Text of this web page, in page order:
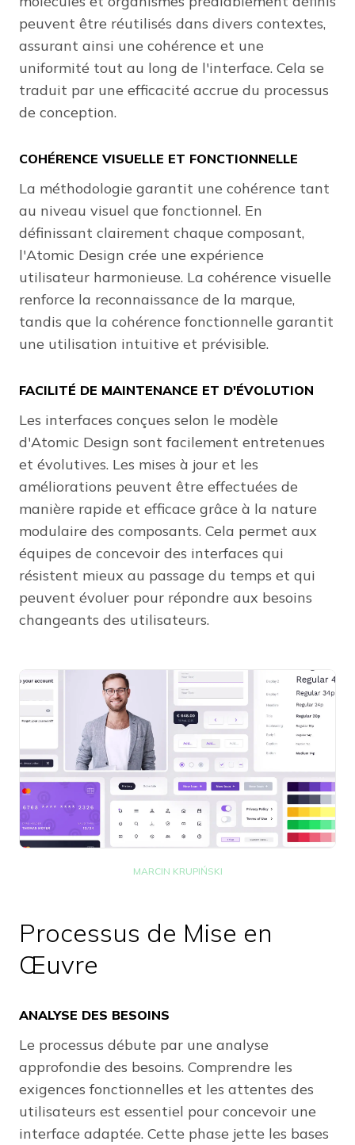
peuvent être réutilisés dans divers contextes,
assurant ainsi une cohérence et une
uniformité tout au long de l'interface. Cela se
traduit par une efficacité accrue du processus
de conception.
COHÉRENCE VISUELLE ET FONCTIONNELLE
La méthodologie garantit une cohérence tant
au niveau visuel que fonctionnel. En
définissant clairement chaque composant,
l'Atomic Design crée une expérience
utilisateur harmonieuse. La cohérence visuelle
renforce la reconnaissance de la marque,
tandis que la cohérence fonctionnelle garantit
une utilisation intuitive et prévisible.
FACILITÉ DE MAINTENANCE ET D'ÉVOLUTION
Les interfaces conçues selon le modèle
d'Atomic Design sont facilement entretenues
et évolutives. Les mises à jour et les
améliorations peuvent être effectuées de
manière rapide et efficace grâce à la nature
modulaire des composants. Cela permet aux
équipes de concevoir des interfaces qui
résistent mieux au passage du temps et qui
peuvent évoluer pour répondre aux besoins
changeants des utilisateurs.
MARCIN KRUPIŃSKI
Processus de Mise en
Œuvre
ANALYSE DES BESOINS
Le processus débute par une analyse
approfondie des besoins. Comprendre les
exigences fonctionnelles et les attentes des
utilisateurs est essentiel pour concevoir une
interface adaptée. Cette phase jette les bases